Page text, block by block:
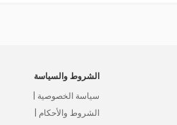
الشروط والسياسة
سياسة الخصوصية |
الشروط والأحكام |